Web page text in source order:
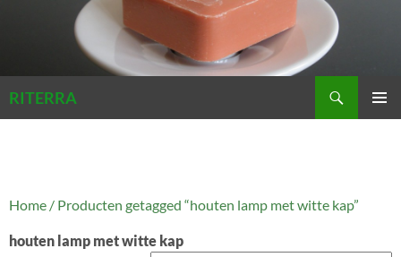
RITERRA
Home / Producten getagged “houten lamp met witte kap”
houten lamp met witte kap